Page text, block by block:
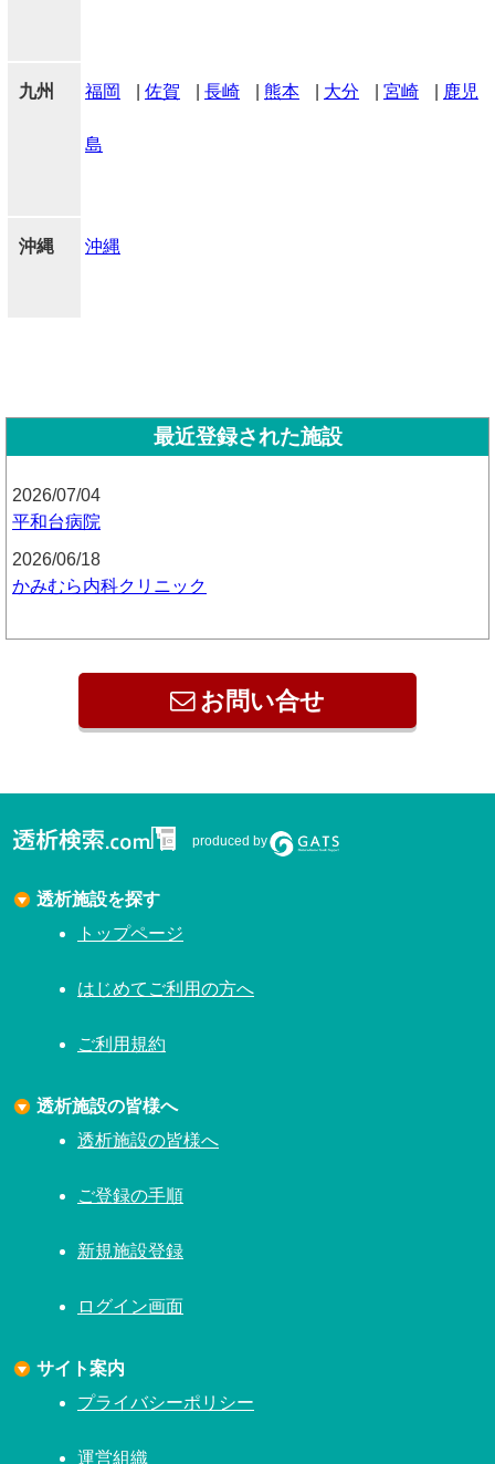
九州 福岡 佐賀 長崎 熊本 大分 宮崎 鹿児
島
沖縄 沖縄
最近登録された施設
2026/07/04
平和台病院
2026/06/18
かみむら内科クリニック
お問い合せ
produced by
透析施設を探す
トップページ
はじめてご利用の方へ
ご利用規約
透析施設の皆様へ
透析施設の皆様へ
ご登録の手順
新規施設登録
ログイン画面
サイト案内
プライバシーポリシー
運営組織